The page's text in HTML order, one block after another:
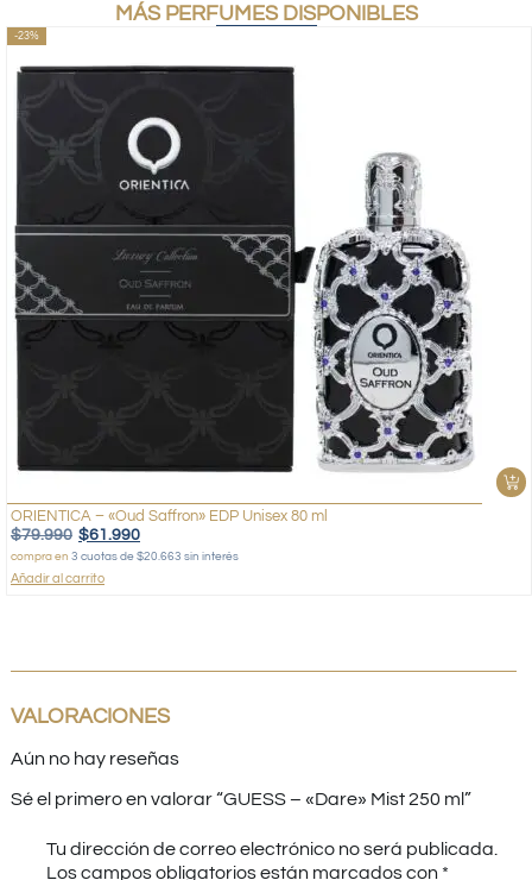
MÁS PERFUMES DISPONIBLES
-23%
ORIENTICA – «Oud Saffron» EDP Unisex 80 ml
$79.990 $61.990
compra en 3 cuotas de $20.663 sin interés
Añadir al carrito
VALORACIONES
Aún no hay reseñas
Sé el primero en valorar “GUESS – «Dare» Mist 250 ml”
Tu dirección de correo electrónico no será publicada.
Los campos obligatorios están marcados con *